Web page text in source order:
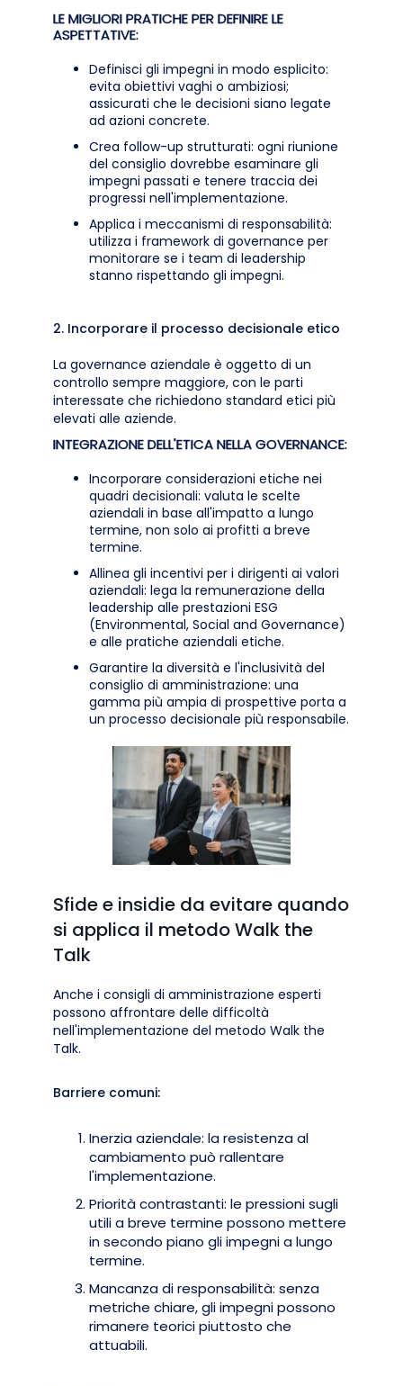
LE MIGLIORI PRATICHE PER DEFINIRE LE
ASPETTATIVE:
Definisci gli impegni in modo esplicito:
evita obiettivi vaghi o ambiziosi;
assicurati che le decisioni siano legate
ad azioni concrete.
Crea follow-up strutturati: ogni riunione
del consiglio dovrebbe esaminare gli
impegni passati e tenere traccia dei
progressi nell'implementazione.
Applica i meccanismi di responsabilità:
utilizza i framework di governance per
monitorare se i team di leadership
stanno rispettando gli impegni.
2. Incorporare il processo decisionale etico
La governance aziendale è oggetto di un
controllo sempre maggiore, con le parti
interessate che richiedono standard etici più
elevati alle aziende.
INTEGRAZIONE DELL'ETICA NELLA GOVERNANCE:
Incorporare considerazioni etiche nei
quadri decisionali: valuta le scelte
aziendali in base all'impatto a lungo
termine, non solo ai profitti a breve
termine.
Allinea gli incentivi per i dirigenti ai valori
aziendali: lega la remunerazione della
leadership alle prestazioni ESG
(Environmental, Social and Governance)
e alle pratiche aziendali etiche.
Garantire la diversità e l'inclusività del
consiglio di amministrazione: una
gamma più ampia di prospettive porta a
un processo decisionale più responsabile.
Sfide e insidie da evitare quando
si applica il metodo Walk the
Talk
Anche i consigli di amministrazione esperti
possono affrontare delle difficoltà
nell'implementazione del metodo Walk the
Talk.
Barriere comuni:
Inerzia aziendale: la resistenza al
cambiamento può rallentare
l'implementazione.
Priorità contrastanti: le pressioni sugli
utili a breve termine possono mettere
in secondo piano gli impegni a lungo
termine.
Mancanza di responsabilità: senza
metriche chiare, gli impegni possono
rimanere teorici piuttosto che
attuabili.